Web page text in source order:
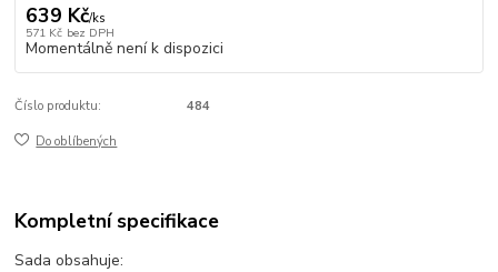
639 Kč/ks
571 Kč bez DPH
Momentálně není k dispozici
Číslo produktu: 484
Do oblíbených
Kompletní specifikace
Sada obsahuje: